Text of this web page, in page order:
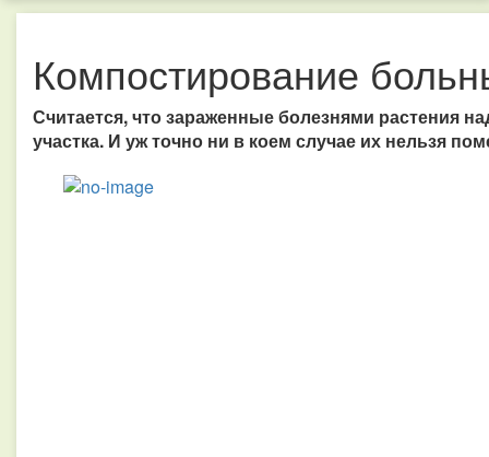
Компостирование
Считается, что зараженные болезнями растения
участка. И уж точно ни в коем случае их нельзя